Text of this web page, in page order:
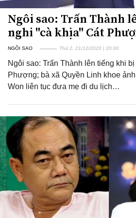
Ngôi sao: Trấn Thành
nghi "cà khịa" Cát
NGÔI SAO Thứ 2, 21/12/2020 | 20:00
Ngôi sao: Trấn Thành lên tiếng khi
Phượng; bà xã Quyền Linh khoe
Won liên tục đưa mẹ đi du lịch…